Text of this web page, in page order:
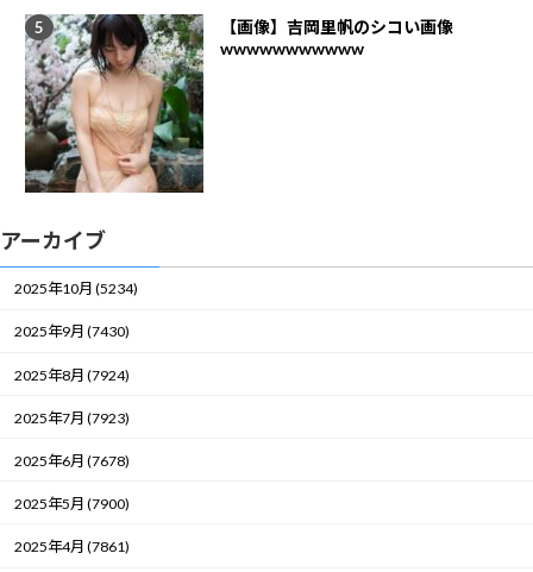
【画像】吉岡里帆のシコい画像
wwwwwwwwwww
アーカイブ
2025年10月 (5234)
2025年9月 (7430)
2025年8月 (7924)
2025年7月 (7923)
2025年6月 (7678)
2025年5月 (7900)
2025年4月 (7861)